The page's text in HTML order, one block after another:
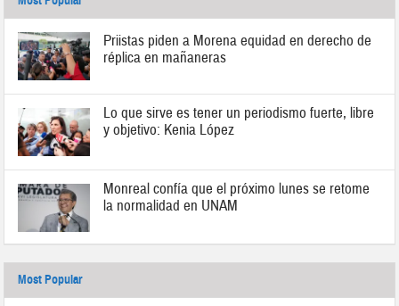
Priistas piden a Morena equidad en derecho de
réplica en mañaneras
Lo que sirve es tener un periodismo fuerte, libre
y objetivo: Kenia López
Monreal confía que el próximo lunes se retome
la normalidad en UNAM
Most Popular